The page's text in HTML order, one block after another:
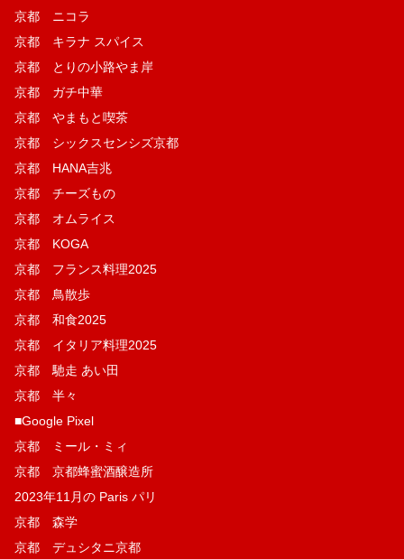
京都 ニコラ
京都 キラナ スパイス
京都 とりの小路やま岸
京都 ガチ中華
京都 やまもと喫茶
京都 シックスセンシズ京都
京都 HANA吉兆
京都 チーズもの
京都 オムライス
京都 KOGA
京都 フランス料理2025
京都 鳥散歩
京都 和食2025
京都 イタリア料理2025
京都 馳走 あい田
京都 半々
■Google Pixel
京都 ミール・ミィ
京都 京都蜂蜜酒醸造所
2023年11月の Paris パリ
京都 森学
京都 デュシタニ京都